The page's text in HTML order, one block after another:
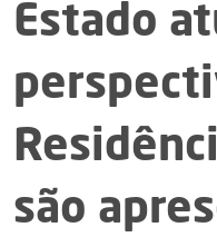
Estado
são